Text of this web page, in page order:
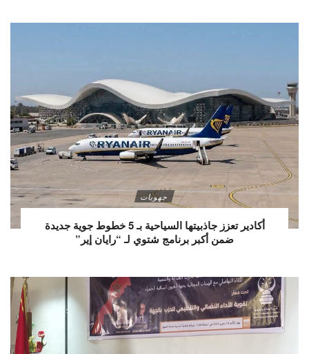
جهويات
أكادير تعزز جاذبيتها السياحية بـ 5 خطوط جوية جديدة
ضمن أكبر برنامج شتوي لـ “رايان إير”